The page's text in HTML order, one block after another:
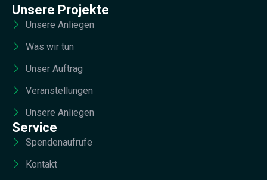
Unsere Projekte
Unsere Anliegen
Was wir tun
Unser Auftrag
Veranstellungen
Unsere Anliegen
Service
Spendenaufrufe
Kontakt